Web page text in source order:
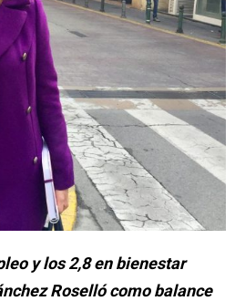
y los 2,8 en bienestar
Roselló como balance